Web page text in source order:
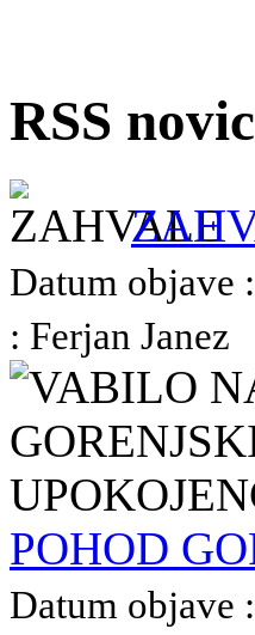
RSS
Datum objave
: Ferjan Janez
POHOD
Datum objave